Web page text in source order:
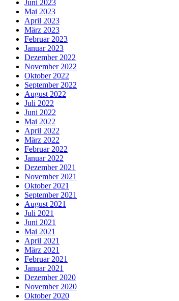
Juni 2023
Mai 2023
April 2023
März 2023
Februar 2023
Januar 2023
Dezember 2022
November 2022
Oktober 2022
September 2022
August 2022
Juli 2022
Juni 2022
Mai 2022
April 2022
März 2022
Februar 2022
Januar 2022
Dezember 2021
November 2021
Oktober 2021
September 2021
August 2021
Juli 2021
Juni 2021
Mai 2021
April 2021
März 2021
Februar 2021
Januar 2021
Dezember 2020
November 2020
Oktober 2020